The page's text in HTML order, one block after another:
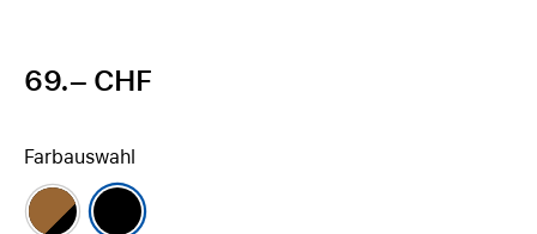
69.– CHF
Farbauswahl